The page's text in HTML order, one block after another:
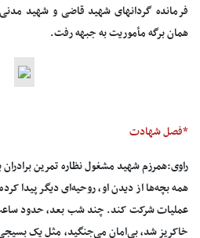
فرمانده گردانهای شهید قاضی و شهید مدنی
همان برگه مأموریت به جبهه رفت.
*فصل شهادت
راوی:همرزم شهید مشغول نظاره تمرین برادران
همه بچه‌ها از دیدن او، روحیه‌ای دیگر پیدا
خاکریز شد، بی‌امان می‌جنگید، مثل یک بسیجی